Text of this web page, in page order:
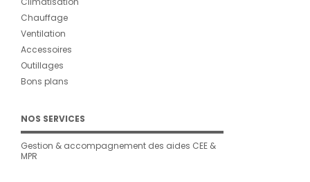
Chauffage
Ventilation
Accessoires
Outillages
Bons plans
NOS SERVICES
Gestion & accompagnement des aides CEE &
MPR